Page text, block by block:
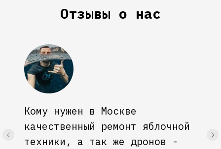
Отзывы о нас
Кому нужен в Москве
качественный ремонт яблочной
техники, а так же дронов -